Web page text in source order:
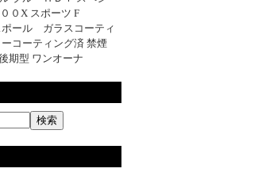
０X スポーツ F
ポール ガラスコーティ
コーティング済 禁煙
期型 ワンオーナ